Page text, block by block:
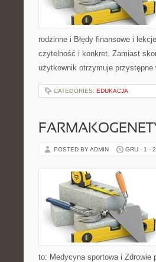
rodzinne i Błędy finansowe i
czytelność i konkret. Zamiast
użytkownik otrzymuje
CATEGORIES: EDUKACJA
POSTED BY ADMIN GRU - 1 -
to: Medycyna sportowa i Zdrowie